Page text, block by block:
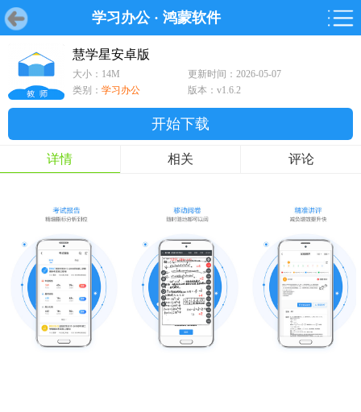
学习办公· 鸿蒙软件
首页 游戏 软件
游戏 软件 鸿蒙
游戏
鸿蒙
软件
慧学星安卓版
大小：14M
更新时间：2026-05-07
类别： 学习办公 版本：v1.6.2
开始下载
详情 相关 评论